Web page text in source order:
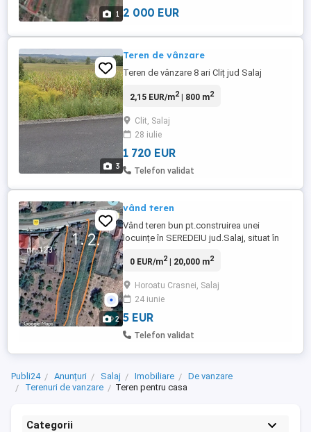
1 2 000 EUR
3
Teren de vânzare
Teren de vânzare 8 ari Cliț jud Salaj
2,15 EUR/m2| 800 m2
Clit, Salaj
28 iulie
1 720 EUR
Telefon validat
2
vând teren
Vând teren bun pt.construirea unei
locuințe în SEREDEIU jud.Salaj, situat în
comunal 77,suprafață 2000mp. tel.
0 EUR/m2| 20,000 m2
Horoatu Crasnei, Salaj
24 iunie
5 EUR
Telefon validat
Publi24 Anunțuri Salaj Imobiliare
De vanzare
Terenuri de vanzare
Teren pentru casa
Categorii